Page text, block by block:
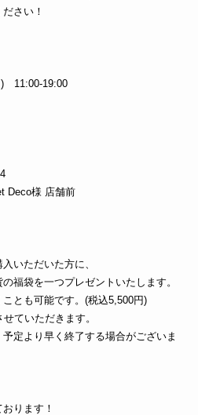
さい！
) 11:00-19:00
Deco様 店舗前
いただいた方に、
福袋を一つプレゼントいたします。
とも可能です。(税込5,500円)
ていただきます。
定より早く終了する場合がございま
ります！